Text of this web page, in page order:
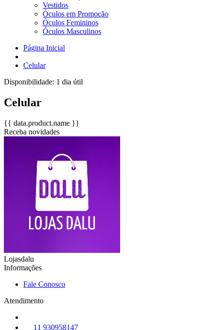
Vestidos
Óculos em Promoção
Óculos Femininos
Óculos Masculinos
Página Inicial
Celular
Disponibilidade: 1 dia útil
Celular
{{ data.product.name }}
Receba novidades
Lojasdalu
Informações
Fale Conosco
Atendimento
11 930958147